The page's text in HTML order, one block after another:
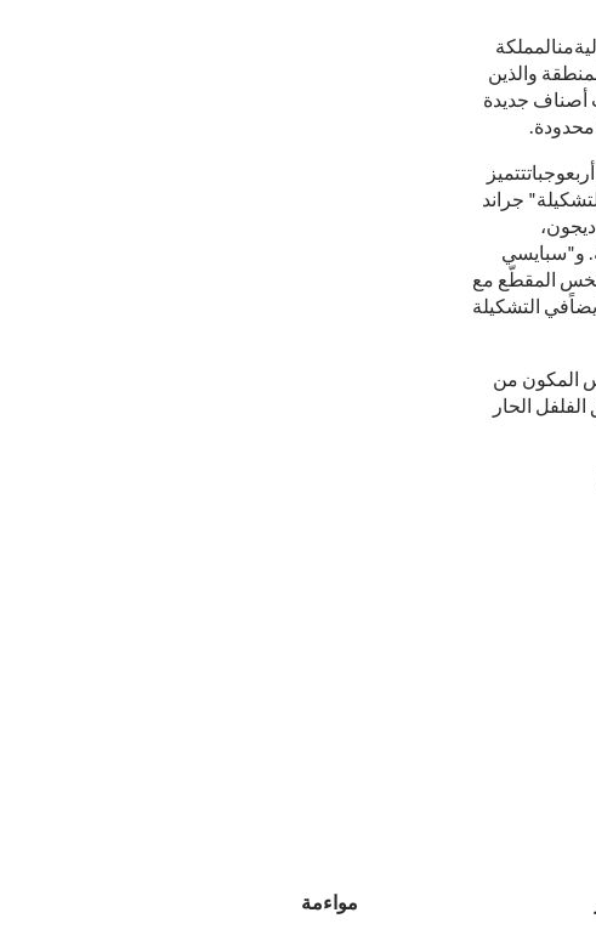
والذين
أصناف جديدة
جراند
و"سبايسي
المقطّع مع
التشكيلة
المكون من
الحار
مواءمة